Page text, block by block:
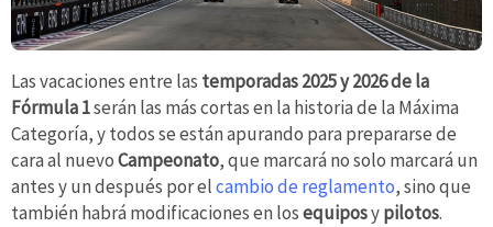
Las vacaciones entre las temporadas 2025 y 2026 de la
Fórmula 1serán las más cortas en la historia de la Máxima
Categoría, y todos se están apurando para prepararse de
cara al nuevoCampeonato, que marcará no solo marcará un
antes y un después por elcambio de reglamento, sino que
también habrá modificaciones en losequiposypilotos.